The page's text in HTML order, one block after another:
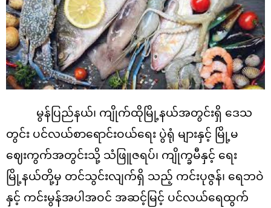
မွန်ပြည်နယ်၊ ကျိုက်ထိုမြို့နယ်အတွင်းရှိ ဒေသ
တွင်း ပင်လယ်စာရောင်းဝယ်ရေး ပွဲရုံ များနှင့် မြို့မ
ဈေးကွက်အတွင်းသို့ သံဖြူဇရပ်၊ ကျိုက္ခမီနှင့် ရေး
မြို့နယ်တို့မှ တင်သွင်းလျက်ရှိ သည့် ကင်းပုဇွန်၊ ရေဘဝဲ
နှင့် ကင်းမွန်အပါအဝင် အဆင့်မြင့် ပင်လယ်ရေထွက်